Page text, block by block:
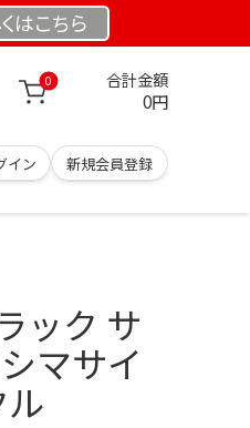
はこちら
0 合計金額
0円
イン 新規会員登録
ック サ
マサイ